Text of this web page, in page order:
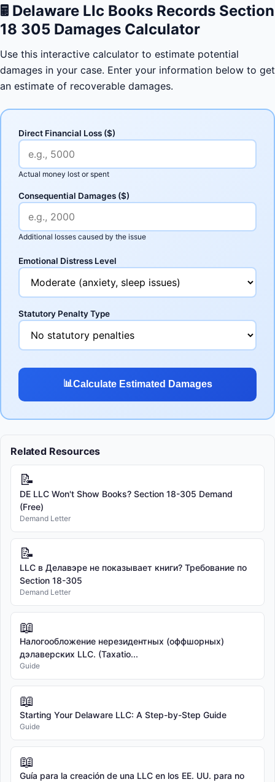
🖩 Delaware Llc Books Records Section
18 305 Damages Calculator
Use this interactive calculator to estimate potential
damages in your case. Enter your information below to get
an estimate of recoverable damages.
Direct Financial Loss ($)
Actual money lost or spent
Consequential Damages ($)
Additional losses caused by the issue
Emotional Distress Level
Statutory Penalty Type
📊Calculate Estimated Damages
Related Resources
📝
DE LLC Won't Show Books? Section 18-305 Demand
(Free)
Demand Letter
📝
LLC в Делавэре не показывает книги? Требование по
Section 18-305
Demand Letter
📖
Налогообложение нерезидентных (оффшорных)
дэлаверских LLC. (Taxatio...
Guide
📖
Starting Your Delaware LLC: A Step-by-Step Guide
Guide
📖
Guía para la creación de una LLC en los EE. UU. para no